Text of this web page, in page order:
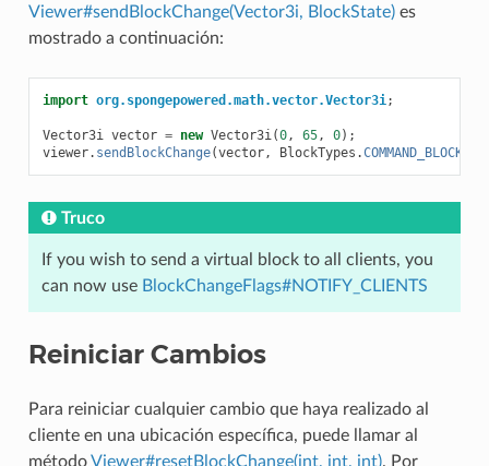
Viewer#sendBlockChange(Vector3i, BlockState)es
mostrado a continuación:
import org.spongepowered.math.vector.Vector3i;
Vector3i vector = new Vector3i(0, 65, 0);
viewer. sendBlockChange(vector, BlockTypes .COMMAND_BLOCK
Truco
If you wish to send a virtual block to all clients, you
can now use BlockChangeFlags#NOTIFY_CLIENTS
Reiniciar Cambios
Para reiniciar cualquier cambio que haya realizado al
cliente en una ubicación específica, puede llamar al
métodoViewer#resetBlockChange(int, int, int). Por